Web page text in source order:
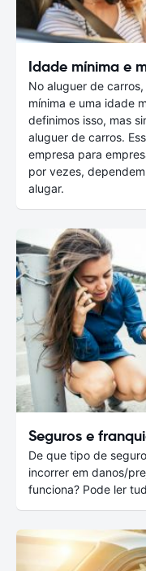
Idade mínima e
No aluguer de
mínima e uma idade
definimos isso, mas
aluguer de carros.
empresa para
por vezes,
alugar.
Seguros e
De que tipo de
incorrer em danos/
funciona? Pode ler